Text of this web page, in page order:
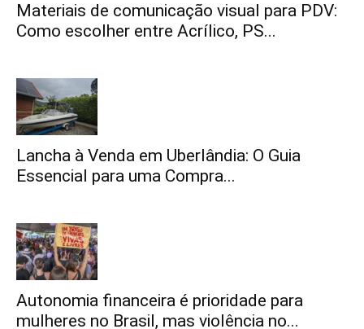
Materiais de comunicação visual para PDV:
Como escolher entre Acrílico, PS...
Lancha à Venda em Uberlândia: O Guia
Essencial para uma Compra...
Autonomia financeira é prioridade para
mulheres no Brasil, mas violência no...